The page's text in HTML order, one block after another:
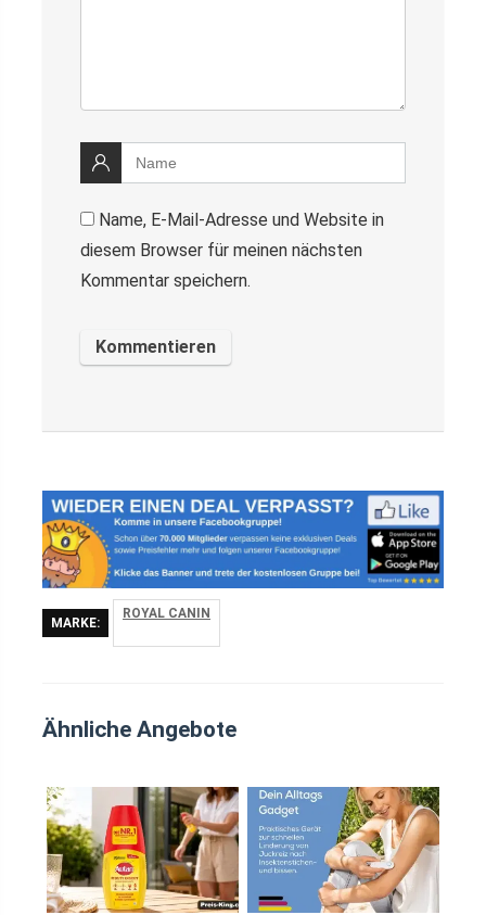
Name, E-Mail-Adresse und Website in
diesem Browser für meinen nächsten
Kommentar speichern.
MARKE:
ROYAL CANIN
Ähnliche Angebote